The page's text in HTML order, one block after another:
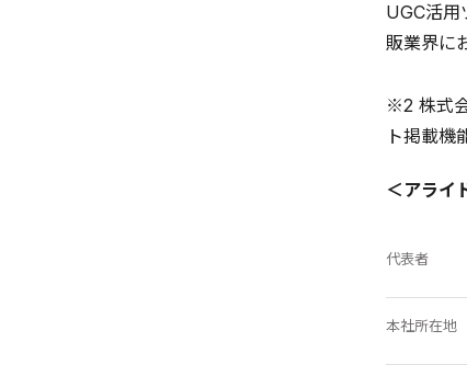
UGC活用
販業界に
※2 株式
ト掲載機
＜アライ
代表者
本社所在地